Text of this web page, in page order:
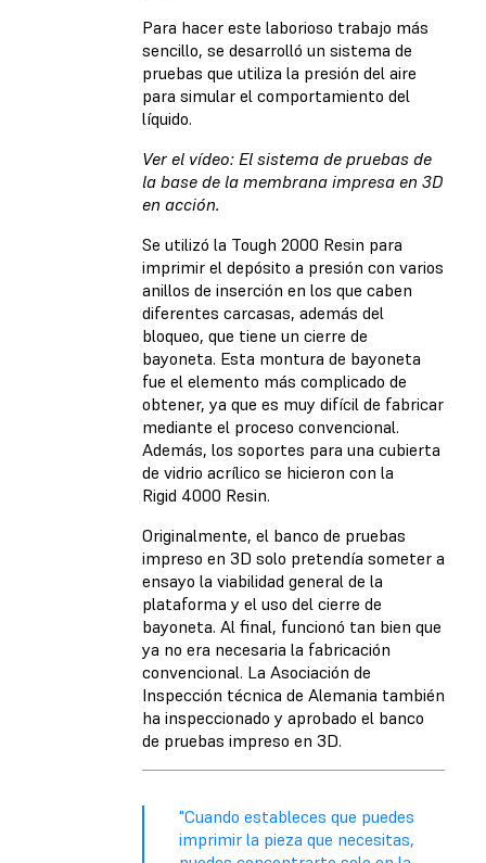
Para hacer este laborioso trabajo más
sencillo, se desarrolló un sistema de
pruebas que utiliza la presión del aire
para simular el comportamiento del
líquido.
Ver el vídeo: El sistema de pruebas de
la base de la membrana impresa en 3D
en acción.
Se utilizó la Tough 2000 Resin para
imprimir el depósito a presión con varios
anillos de inserción en los que caben
diferentes carcasas, además del
bloqueo, que tiene un cierre de
bayoneta. Esta montura de bayoneta
fue el elemento más complicado de
obtener, ya que es muy difícil de fabricar
mediante el proceso convencional.
Además, los soportes para una cubierta
de vidrio acrílico se hicieron con la
Rigid 4000 Resin.
Originalmente, el banco de pruebas
impreso en 3D solo pretendía someter a
ensayo la viabilidad general de la
plataforma y el uso del cierre de
bayoneta. Al final, funcionó tan bien que
ya no era necesaria la fabricación
convencional. La Asociación de
Inspección técnica de Alemania también
ha inspeccionado y aprobado el banco
de pruebas impreso en 3D.
"Cuando estableces que puedes
imprimir la pieza que necesitas,